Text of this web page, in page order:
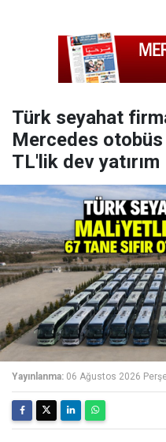
Türk seyahat
Mercedes otobüs
TL'lik dev yatırım
Yayınlanma: 06 Ağustos 2026